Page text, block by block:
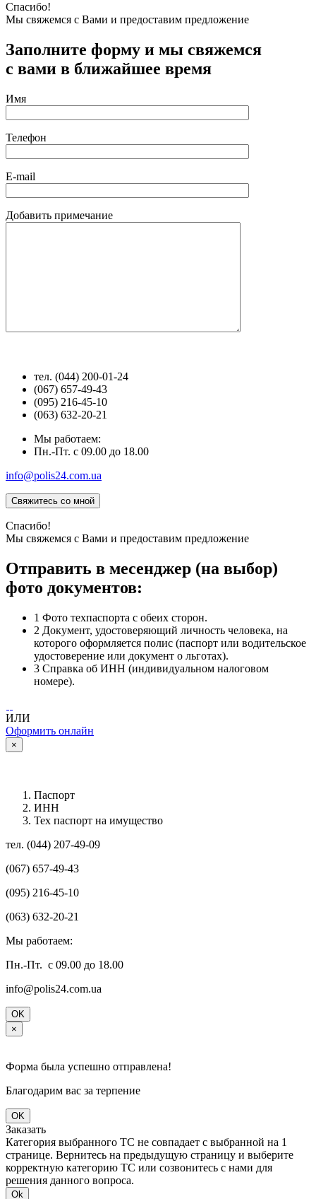
Спасибо!
Мы свяжемся с Вами и предоставим предложение
Заполните форму и мы свяжемся
с вами в ближайшее время
Имя
Телефон
E-mail
Добавить примечание
тел. (044) 200-01-24
(067) 657-49-43
(095) 216-45-10
(063) 632-20-21
Мы работаем:
Пн.-Пт. с 09.00 до 18.00
info@polis24.com.ua
Спасибо!
Мы свяжемся с Вами и предоставим предложение
Отправить в месенджер (на выбор)
фото документов:
1 Фото техпаспорта с обеих сторон.
2 Документ, удостоверяющий личность человека, на
которого оформляется полис (паспорт или водительское
удостоверение или документ о льготах).
3 Справка об ИНН (индивидуальном налоговом
номере).
ИЛИ
Оформить онлайн
×
Паспорт
ИНН
Тех паспорт на имущество
тел. (044) 207-49-09
(067) 657-49-43
(095) 216-45-10
(063) 632-20-21
Мы работаем:
Пн.-Пт. с 09.00 до 18.00
info@polis24.com.ua
OK
×
Форма была успешно отправлена!
Благодарим вас за терпение
OK
Заказать
Категория выбранного ТС не совпадает с выбранной на 1
странице. Вернитесь на предыдущую страницу и выберите
корректную категорию ТС или созвонитесь с нами для
решения данного вопроса.
Ok